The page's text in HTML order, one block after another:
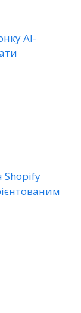
AI-
Shopify